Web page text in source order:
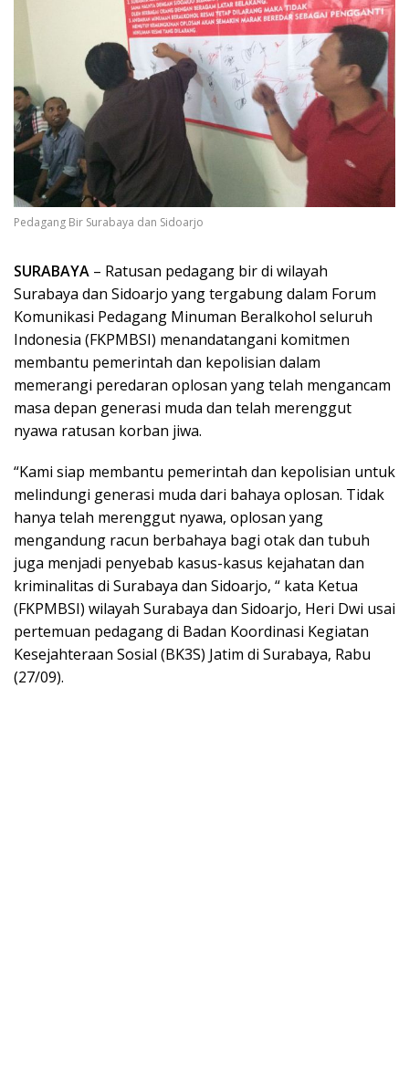
Pedagang Bir Surabaya dan Sidoarjo
SURABAYA – Ratusan pedagang bir di wilayah
Surabaya dan Sidoarjo yang tergabung dalam Forum
Komunikasi Pedagang Minuman Beralkohol seluruh
Indonesia (FKPMBSI) menandatangani komitmen
membantu pemerintah dan kepolisian dalam
memerangi peredaran oplosan yang telah mengancam
masa depan generasi muda dan telah merenggut
nyawa ratusan korban jiwa.
“Kami siap membantu pemerintah dan kepolisian untuk
melindungi generasi muda dari bahaya oplosan. Tidak
hanya telah merenggut nyawa, oplosan yang
mengandung racun berbahaya bagi otak dan tubuh
juga menjadi penyebab kasus-kasus kejahatan dan
kriminalitas di Surabaya dan Sidoarjo, “ kata Ketua
(FKPMBSI) wilayah Surabaya dan Sidoarjo, Heri Dwi usai
pertemuan pedagang di Badan Koordinasi Kegiatan
Kesejahteraan Sosial (BK3S) Jatim di Surabaya, Rabu
(27/09).